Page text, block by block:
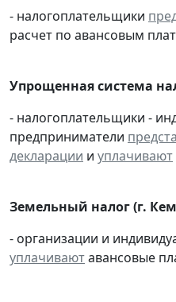
- налогоплательщики
расчет по авансовым
Упрощенная система
- налогоплательщики -
предприниматели
декларации и уплачивают
Земельный налог (г.
- организации и
уплачиваютавансовые